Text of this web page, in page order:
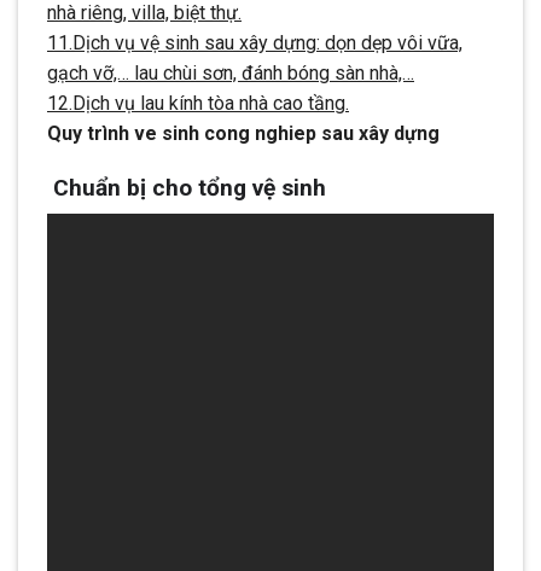
nhà riêng, villa, biệt thự.
11.Dịch vụ vệ sinh sau xây dựng: dọn dẹp vôi vữa,
gạch vỡ,… lau chùi sơn, đánh bóng sàn nhà,…
12.Dịch vụ lau kính tòa nhà cao tầng.
Quy trình ve sinh cong nghiep sau xây dựng
Chuẩn bị cho tổng vệ sinh